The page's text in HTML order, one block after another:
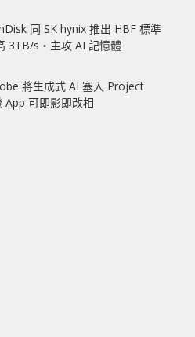
同 SK hynix 推出 HBF 標準
3TB/s‧主攻 AI 記憶體
將生成式 AI 塞入 Project
可即影即改相